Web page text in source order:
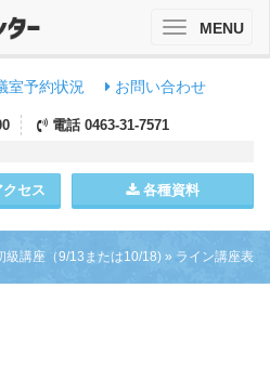
室予約状況 お問い合わせ
電話 0463-31-7571
クセス 各種資料
ToggleMENU
級講座（9/13または10/18) » ライン講座表